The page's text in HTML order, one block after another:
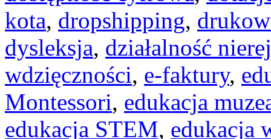
kota, dropshipping,
dysleksja, działalność
wdzięczności, e-faktury,
Montessori, edukacja
edukacja STEM, edukacja